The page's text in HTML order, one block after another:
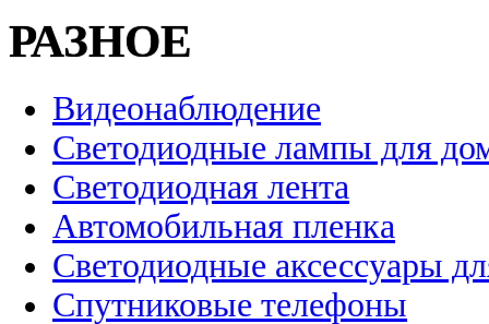
РАЗНОЕ
Видеонаблюдение
Светодиодные лампы для
Светодиодная лента
Автомобильная пленка
Светодиодные аксессуары
Спутниковые телефоны